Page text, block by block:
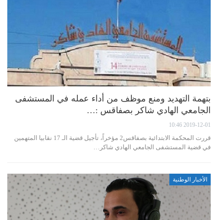
بتهمة التهديد ومنع موظف من أداء عمله في المستشفى
الجامعي الهادي شاكر بصفاقس :…
2019-12-01 10:46
قررت المحكمة الابتدائية بصفاقس2 مؤخراً، تأجيل قضية الـ 17 نقابيا المتهمين
في قضية المستشفى الجامعي الهادي شاكر…
الأخبار الوطنية